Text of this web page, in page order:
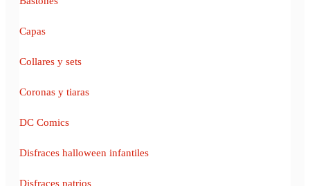
Capas
Collares y sets
Coronas y tiaras
DC Comics
Disfraces halloween infantiles
Disfraces patrios